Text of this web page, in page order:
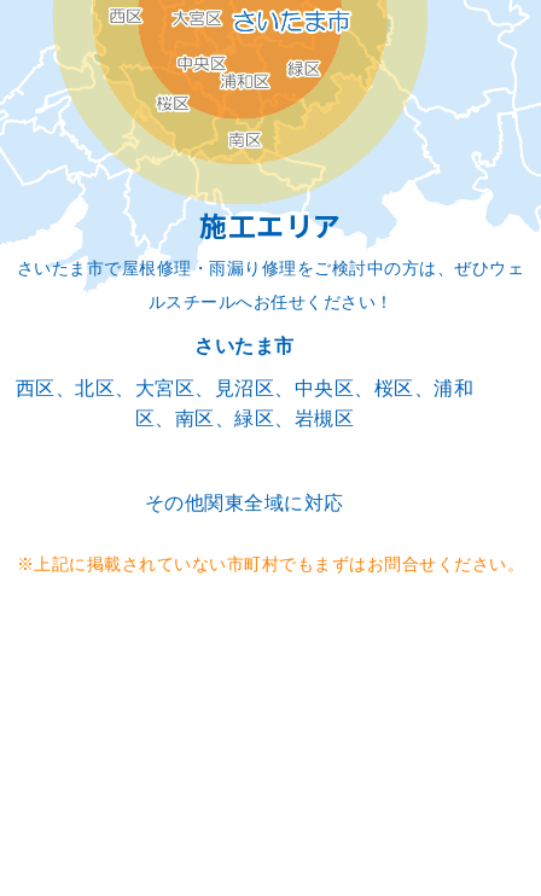
施工エリア
さいたま市で屋根修理・雨漏り修理をご検討中の方は、ぜひウェ
ルスチールへお任せください！
さいたま市
西区、北区、大宮区、見沼区、中央区、桜区、浦和
区、南区、緑区、岩槻区
その他関東全域に対応
※上記に掲載されていない市町村でもまずはお問合せください。